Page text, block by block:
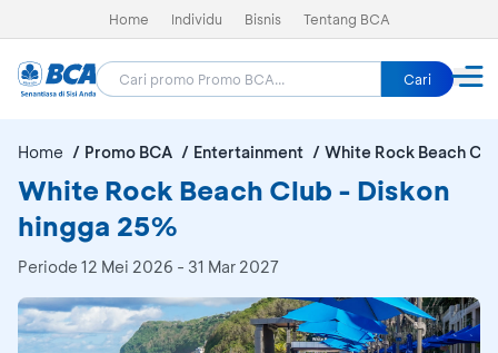
Home Individu Bisnis Tentang BCA
Cari
Home Promo BCA Entertainment White Rock Beach
White Rock Beach Club - Diskon
hingga 25%
Periode 12 Mei 2026 - 31 Mar 2027